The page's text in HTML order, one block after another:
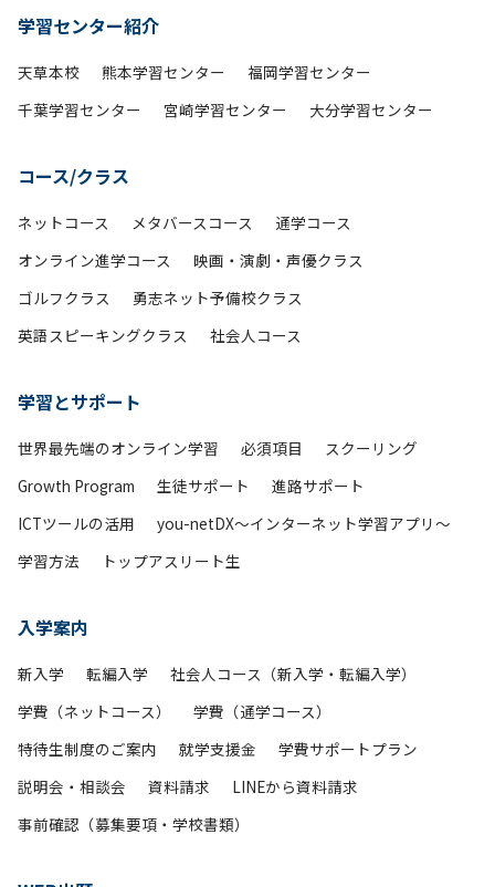
学習センター紹介
天草本校 熊本学習センター
福岡学習センター
千葉学習センター
宮崎学習センター 大分学習センター
コース/クラス
ネットコース メタバースコース
通学コース
オンライン進学コース
映画・演劇・声優クラス
ゴルフクラス
勇志ネット予備校クラス
英語スピーキングクラス
社会人コース
学習とサポート
世界最先端のオンライン学習 必須項目
スクーリング
Growth Program
生徒サポート
進路サポート
ICTツールの活用
you-netDX～インターネット学習アプリ～
学習方法
トップアスリート生
入学案内
新入学 転編入学
社会人コース（新入学・転編入学）
学費（ネットコース）
学費（通学コース）
特待生制度のご案内
就学支援金
学費サポートプラン
説明会・相談会
資料請求
LINEから資料請求
事前確認（募集要項・学校書類）